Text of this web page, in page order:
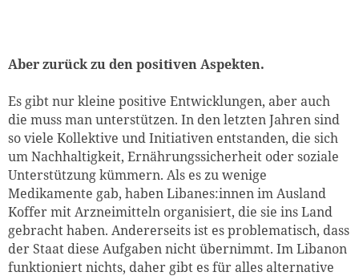
Aber zurück zu den positiven Aspekten.
Es gibt nur kleine positive Entwicklungen, aber auch
die muss man unterstützen. In den letzten Jahren sind
so viele Kollektive und Initiativen entstanden, die sich
um Nachhaltigkeit, Ernährungssicherheit oder soziale
Unterstützung kümmern. Als es zu wenige
Medikamente gab, haben Libanes:innen im Ausland
Koffer mit Arzneimitteln organisiert, die sie ins Land
gebracht haben. Andererseits ist es problematisch, dass
der Staat diese Aufgaben nicht übernimmt. Im Libanon
funktioniert nichts, daher gibt es für alles alternative